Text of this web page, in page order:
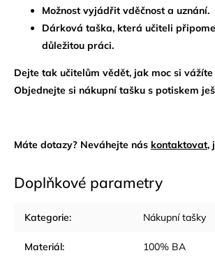
Možnost vyjádřit vděčnost a uznání.
Dárková taška, která učiteli
důležitou práci.
Dejte tak učitelům vědět, jak moc si
Objednejte si nákupní tašku s potiskem
Máte dotazy? Neváhejte nás kontaktovat,
Doplňkové parametry
Kategorie: Nákupní tašky
Materiál: 100% BA